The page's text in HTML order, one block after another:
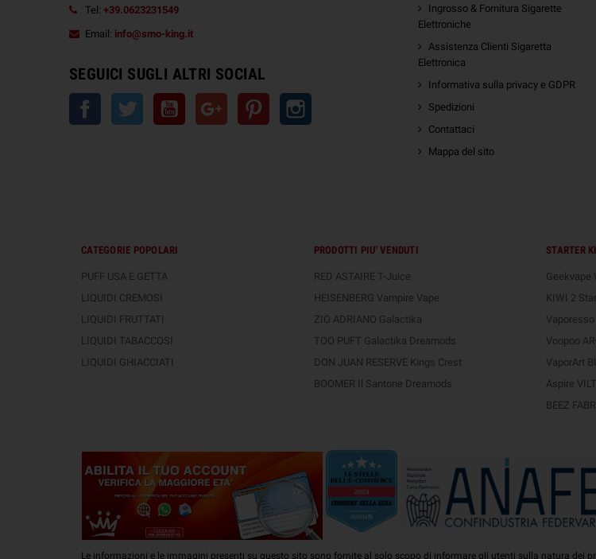
Tel: +39.0623231549
Email: info@smo-king.it
SEGUICI SUGLI ALTRI SOCIAL
Facebook Twitter YouTube Google+ Pinterest
Ingrosso & Fornitura Sigarette
Elettroniche
Assistenza Clienti Sigaretta
Elettronica
Informativa sulla privacy e GDPR
Spedizioni
Contattaci
Mappa del sito
CATEGORIE POPOLARI
PUFF USA E GETTA
LIQUIDI CREMOSI
LIQUIDI FRUTTATI
LIQUIDI TABACCOSI
LIQUIDI GHIACCIATI
PRODOTTI PIU' VENDUTI
RED ASTAIRE T-Juice
HEISENBERG Vampire Vape
ZIO ADRIANO Galactika
TOO PUFT Galactika Dreamods
DON JUAN RESERVE Kings Crest
BOOMER Il Santone Dreamods
STARTER
Geekvape
KIWI 2
Vaporesso
Voopoo
VaporArt
Aspire
BEEZ
Le informazioni e le immagini presenti su questo sito sono fornite al solo scopo di informare gli utenti sulla natura dei